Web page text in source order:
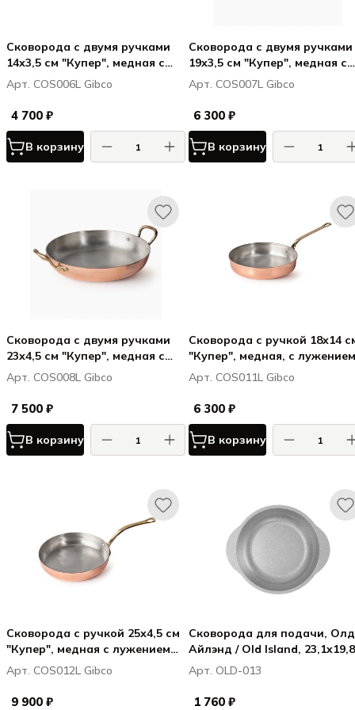
Сковорода с двумя ручками
14х3,5 см "Купер", медная с
лужением внутри
Арт. COS006L Gibco
4 700 ₽
В корзину
Сковорода с двумя ручками
19х3,5 см "Купер", медная с
лужением внутри
Арт. COS007L Gibco
6 300 ₽
В корзину
Сковорода с двумя ручками
23х4,5 см "Купер", медная с
лужением внутри
Арт. COS008L Gibco
7 500 ₽
В корзину
Сковорода с ручкой 18х14
"Купер", медная, с лужением
внутри
Арт. COS011L Gibco
6 300 ₽
В корзину
Сковорода с ручкой 25х4,5 см
"Купер", медная с лужением
внутри
Арт. COS012L Gibco
9 900 ₽
Сковорода для подачи, Олд
Айлэнд / Old Island, 23,1x19,8
см h 3,5 см
Арт. OLD-013
1 760 ₽